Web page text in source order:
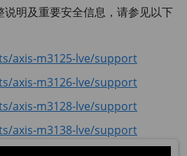
明及重要安全信息，请参见以下
axis-m3125-lve/support
axis-m3126-lve/support
axis-m3128-lve/support
axis-m3138-lve/support